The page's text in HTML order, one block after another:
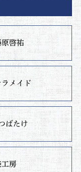
原啓祐
メイド
ばたけ
工房